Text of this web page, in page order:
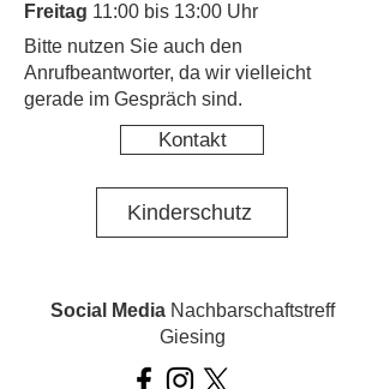
Freitag 11:00 bis 13:00 Uhr
​Bitte nutzen Sie auch den
Anrufbeantworter, da wir vielleicht
gerade im Gespräch sind.
Kontakt
Kinderschutz
Social MediaNachbarschaftstreff
Giesing